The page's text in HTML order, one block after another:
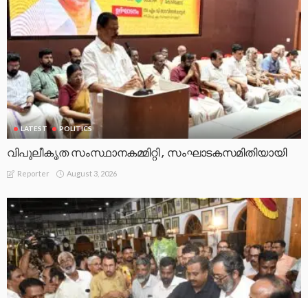
LATEST POLITICS
വിപുലീകൃത സംസ്ഥാനകമ്മിറ്റി , സംഘാടകസമിതിയായി
Reporter August 3, 2026